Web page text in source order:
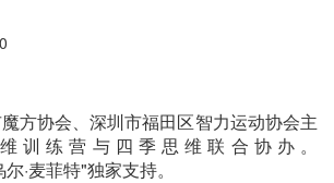
方协会、深圳市福田区智力运动协会主
训练营与四季思维联合协办。
·麦菲特"独家支持。